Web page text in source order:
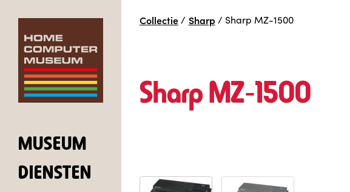
MUSEUM
DIENSTEN
Collectie / Sharp / Sharp MZ-1500
Sharp MZ‑1500